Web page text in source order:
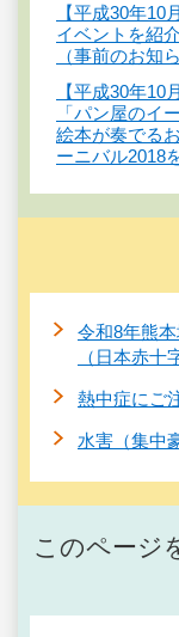
【平成30年
イベントを紹
（事前のお知
【平成30年
「パン屋のイ
絵本が奏でる
ーニバル2018
令和8年熊
（日本赤十
熱中症にご
水害（集中
このページ